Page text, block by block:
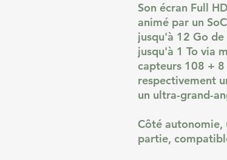
Son écran Full
animé par un
jusqu'à 12 Go
jusqu'à 1 To via
capteurs 108 +
respectivement
un ultra-grand-
Côté autonomie,
partie,